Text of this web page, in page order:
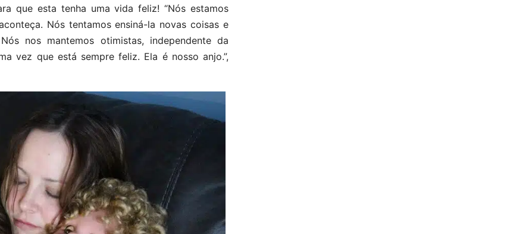
que esta tenha uma vida feliz! “Nós estamos
Nós tentamos ensiná-la novas coisas e
nos mantemos otimistas, independente da
vez que está sempre feliz. Ela é nosso anjo.”,